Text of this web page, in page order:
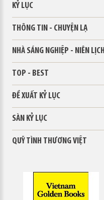
KỶ LỤC
THÔNG TIN - CHUYỆN LẠ
NHÀ SÁNG NGHIỆP - NIÊN LỊCH
TOP - BEST
ĐỀ XUẤT KỶ LỤC
SÀN KỶ LỤC
QUỸ TÌNH THƯƠNG VIỆT